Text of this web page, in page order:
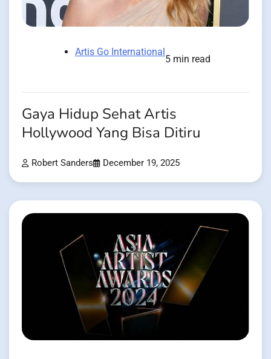
Artis Go International
5 min read
Gaya Hidup Sehat Artis
Hollywood Yang Bisa Ditiru
Robert Sanders December 19, 2025